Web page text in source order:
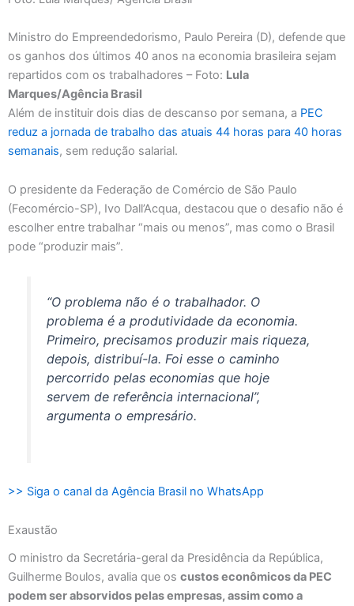
Ministro do Empreendedorismo, Paulo Pereira (D), defende que
os ganhos dos últimos 40 anos na economia brasileira sejam
repartidos com os trabalhadores – Foto: Lula
Marques/Agência Brasil
Além de instituir dois dias de descanso por semana, a PEC
reduz a jornada de trabalho das atuais 44 horas para 40 horas
semanais, sem redução salarial.
O presidente da Federação de Comércio de São Paulo
(Fecomércio-SP), Ivo Dall’Acqua, destacou que o desafio não é
escolher entre trabalhar “mais ou menos”, mas como o Brasil
pode “produzir mais”.
“O problema não é o trabalhador. O
problema é a produtividade da economia.
Primeiro, precisamos produzir mais riqueza,
depois, distribuí-la. Foi esse o caminho
percorrido pelas economias que hoje
servem de referência internacional”,
argumenta o empresário.
>> Siga o canal da Agência Brasil no WhatsApp
Exaustão
O ministro da Secretária-geral da Presidência da República,
Guilherme Boulos, avalia que os custos econômicos da PEC
podem ser absorvidos pelas empresas, assim como a